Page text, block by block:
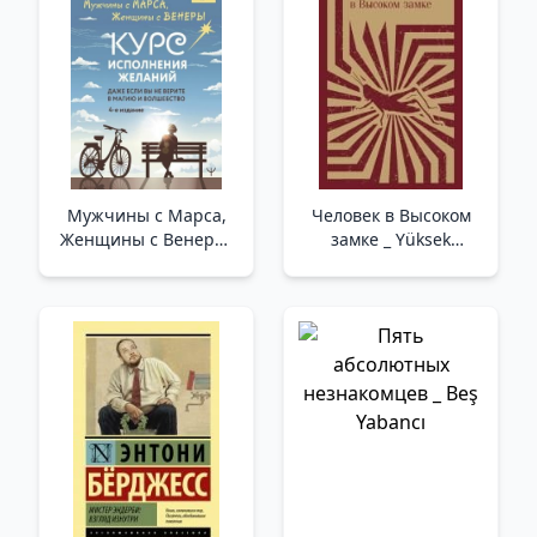
Beyin Yeniden
Başlatma. Entelektüel
Yeteneklerinizi
Geliştirmenin En İyi
Yolu.
Мужчины с Марса,
Женщины с Венеры.
и волшебство. 4-е
издание /Erkekler
Mars'Tan, Kadınlar
Venüs'Ten. Arzu
Gerçekleştirme Kursu.
Sihire Ve Büyüc
Человек в Высоком
замке _ Yüksek